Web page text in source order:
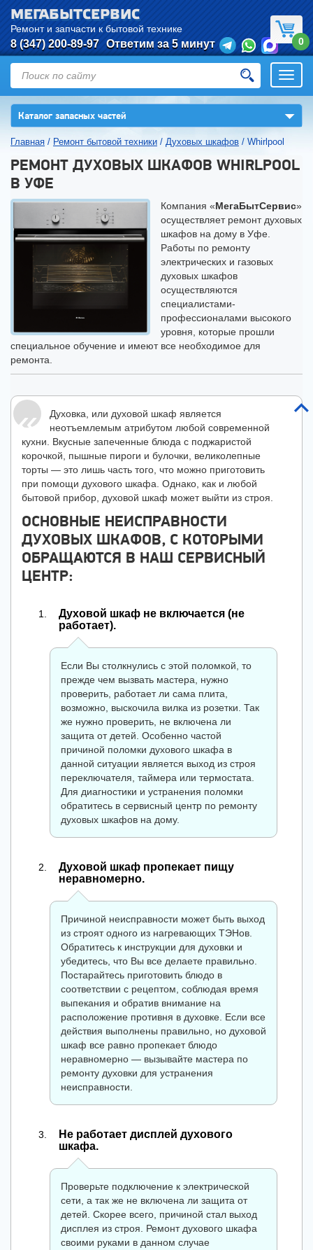
МЕГАБЫТСЕРВИС
Ремонт и запчасти к бытовой технике
8 (347) 200-89-97 Ответим за 5 минут 0
Каталог запасных частей ▼
Главная / Ремонт бытовой техники / Духовых шкафов / Whirlpool
РЕМОНТ ДУХОВЫХ ШКАФОВ WHIRLPOOL
В УФЕ
Компания «МегаБытСервис»
осуществляет ремонт духовых
шкафов на дому в Уфе.
Работы по ремонту
электрических и газовых
духовых шкафов
осуществляются
специалистами-
профессионалами высокого
уровня, которые прошли
специальное обучение и имеют все необходимое для
ремонта.
Духовка, или духовой шкаф является
неотъемлемым атрибутом любой современной
кухни. Вкусные запеченные блюда с поджаристой
корочкой, пышные пироги и булочки, великолепные
торты — это лишь часть того, что можно приготовить
при помощи духового шкафа. Однако, как и любой
бытовой прибор, духовой шкаф может выйти из строя.
ОСНОВНЫЕ НЕИСПРАВНОСТИ
ДУХОВЫХ ШКАФОВ, С КОТОРЫМИ
ОБРАЩАЮТСЯ В НАШ СЕРВИСНЫЙ
ЦЕНТР:
Духовой шкаф не включается (не
работает).
Если Вы столкнулись с этой поломкой, то
прежде чем вызвать мастера, нужно
проверить, работает ли сама плита,
возможно, выскочила вилка из розетки. Так
же нужно проверить, не включена ли
защита от детей. Особенно частой
причиной поломки духового шкафа в
данной ситуации является выход из строя
переключателя, таймера или термостата.
Для диагностики и устранения поломки
обратитесь в сервисный центр по ремонту
духовых шкафов на дому.
Духовой шкаф пропекает пищу
неравномерно.
Причиной неисправности может быть выход
из строят одного из нагревающих ТЭНов.
Обратитесь к инструкции для духовки и
убедитесь, что Вы все делаете правильно.
Постарайтесь приготовить блюдо в
соответствии с рецептом, соблюдая время
выпекания и обратив внимание на
расположение противня в духовке. Если все
действия выполнены правильно, но духовой
шкаф все равно пропекает блюдо
неравномерно — вызывайте мастера по
ремонту духовки для устранения
неисправности.
Не работает дисплей духового
шкафа.
Проверьте подключение к электрической
сети, а так же не включена ли защита от
детей. Скорее всего, причиной стал выход
дисплея из строя. Ремонт духового шкафа
своими руками в данном случае